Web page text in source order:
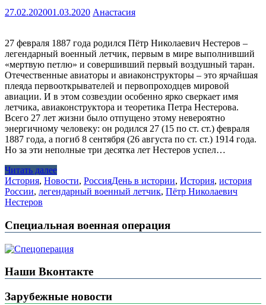
27.02.202001.03.2020 Анастасия
27 февраля 1887 года родился Пётр Николаевич Нестеров –
легендарный военный летчик, первым в мире выполнивший
«мертвую петлю» и совершивший первый воздушный таран.
Отечественные авиаторы и авиаконструкторы – это ярчайшая
плеяда первооткрывателей и первопроходцев мировой
авиации. И в этом созвездии особенно ярко сверкает имя
летчика, авиаконструктора и теоретика Петра Нестерова.
Всего 27 лет жизни было отпущено этому невероятно
энергичному человеку: он родился 27 (15 по ст. ст.) февраля
1887 года, а погиб 8 сентября (26 августа по ст. ст.) 1914 года.
Но за эти неполные три десятка лет Нестеров успел…
Читать далее
История, Новости, РоссияДень в истории, История, история
России, легендарный военный летчик, Пётр Николаевич
Нестеров
Специальная военная операция
Наши Вконтакте
Зарубежные новости